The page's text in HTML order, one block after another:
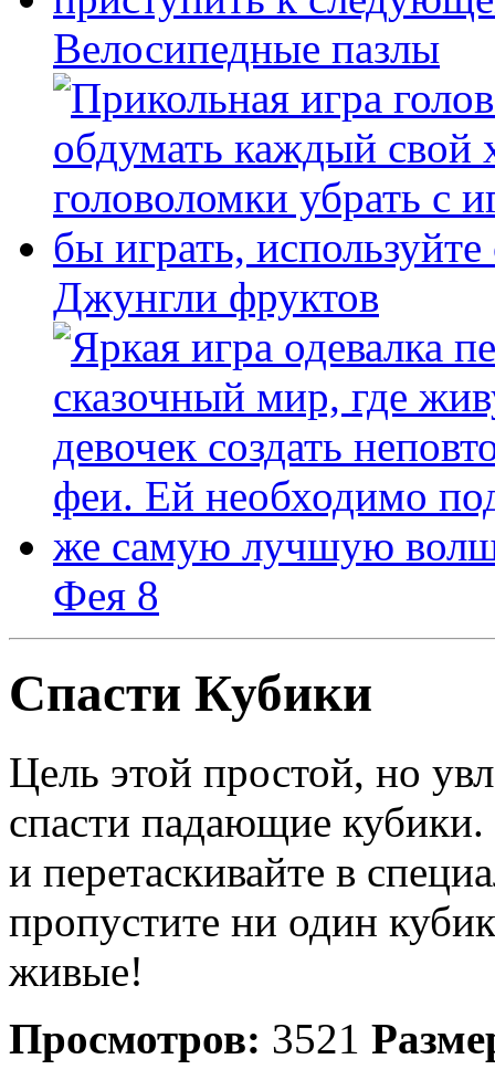
Велосипедные пазлы
Джунгли фруктов
Фея 8
Спасти Кубики
Цель этой простой, но
спасти падающие
и перетаскивайте в
пропустите ни один
живые!
Просмотров: 3521